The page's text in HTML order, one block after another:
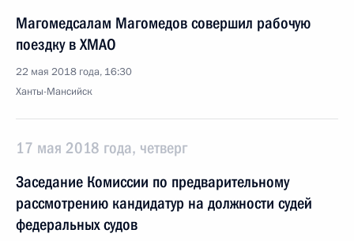
Магомедсалам Магомедов совершил рабочую
поездку в ХМАО
22 мая 2018 года, 16:30
Ханты-Мансийск
17 мая 2018 года, четверг
Заседание Комиссии по предварительному
рассмотрению кандидатур на должности судей
федеральных судов